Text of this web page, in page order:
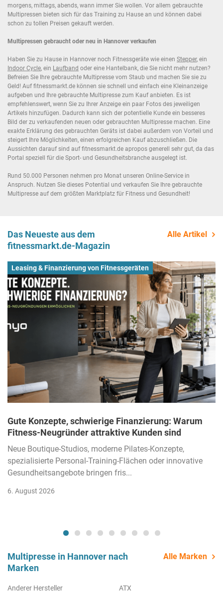
morgens, mittags, abends, wann immer Sie wollen. Vor allem gebrauchte
Multipressen bieten sich für das Training zu Hause an und können dabei
schon zu tollen Preisen gekauft werden.
Multipressen gebraucht oder neu in Hannover verkaufen
Haben Sie zu Hause in Hannover noch Fitnessgeräte wie einen Stepper, ein
Indoor Cycle, ein Laufband oder eine Hantelbank, die Sie nicht mehr nutzen?
Befreien Sie Ihre gebrauchte Multipresse vom Staub und machen Sie sie zu
Geld! Auf fitnessmarkt.de können sie schnell und einfach eine Kleinanzeige
aufgeben und Ihre gebrauchte Multipresse zum Kauf anbieten. Es ist
empfehlenswert, wenn Sie zu Ihrer Anzeige ein paar Fotos des jeweiligen
Artikels hinzufügen. Dadurch kann sich der potentielle Kunde ein besseres
Bild der zu verkaufenden neuen oder gebrauchten Multipresse machen. Eine
exakte Erklärung des gebrauchten Geräts ist dabei außerdem von Vorteil und
steigert Ihre Möglichkeiten, einen erfolgreichen Kauf abzuschließen. Die
Aussichten darauf sind auf fitnessmarkt.de apropos generell sehr gut, da das
Portal speziell für die Sport- und Gesundheitsbranche ausgelegt ist.
Rund 50.000 Personen nehmen pro Monat unseren Online-Service in
Anspruch. Nutzen Sie dieses Potential und verkaufen Sie Ihre gebrauchte
Multipresse auf dem größten Marktplatz für Fitness und Gesundheit!
Das Neueste aus dem
fitnessmarkt.de-Magazin
Alle Artikel
Leasing & Finanzierung von Fitnessgeräten
Gute Konzepte, schwierige Finanzierung: Warum
Fitness-Neugründer attraktive Kunden sind
Neue Boutique-Studios, moderne Pilates-Konzepte,
spezialisierte Personal-Training-Flächen oder innovative
Gesundheitsangebote bringen fris...
6. August 2026
Multipresse in Hannover nach
Marken
Alle Marken
Anderer Hersteller
ATX